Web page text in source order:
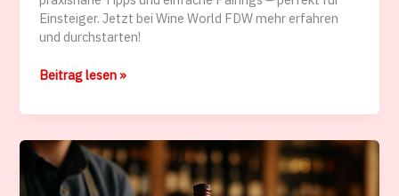
Einsteiger. Jetzt bei Wine World FDW mehr erfahren
und durchstarten!
Rebsorten-
für
Wine
World
FDW
Beitrag lesen »